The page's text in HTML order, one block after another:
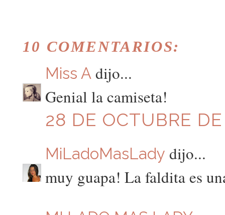
10 COMENTARIOS:
Miss Adijo...
Genial la camiseta!
28 DE OCTUBRE
MiLadoMasLady dijo...
muy guapa! La faldita es